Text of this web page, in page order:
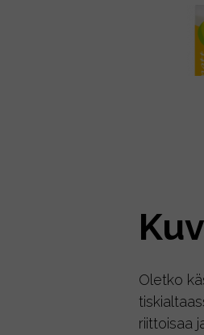
Oletko
riittoisaa